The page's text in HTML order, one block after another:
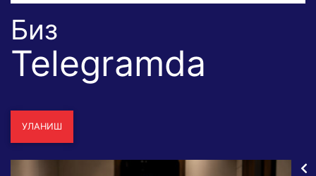
Биз
Telegramda
УЛАНИШ